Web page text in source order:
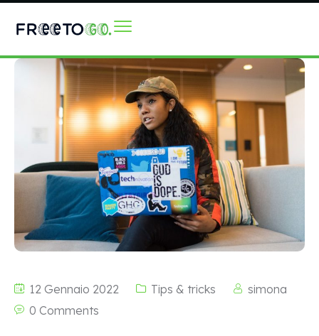
12 Gennaio 2022 Tips & tricks
simona
0 Comments